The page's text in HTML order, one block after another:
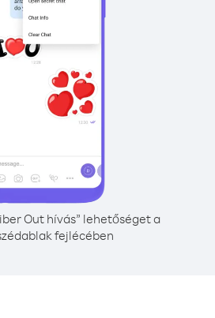
Out hívás” lehetőséget a
fejlécében